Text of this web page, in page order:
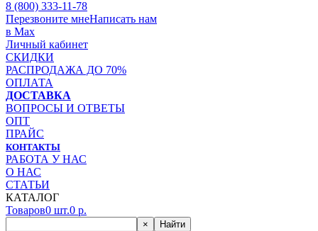
8 (800) 333-11-78
Перезвоните мнеНаписать нам
в Max
Личный кабинет
СКИДКИ
РАСПРОДАЖА ДО 70%
ОПЛАТА
ДОСТАВКА
ВОПРОСЫ И ОТВЕТЫ
ОПТ
ПРАЙС
КОНТАКТЫ
РАБОТА У НАС
О НАС
СТАТЬИ
КАТАЛОГ
Товаров0 шт.0 р.
× Найти